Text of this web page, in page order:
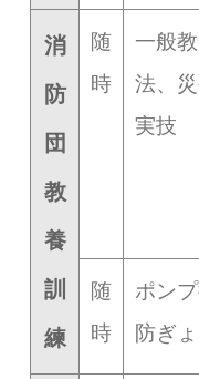
消
防
団
教
養
訓
練
随
時
一般
法、
実技
随
時
ポン
防ぎょ